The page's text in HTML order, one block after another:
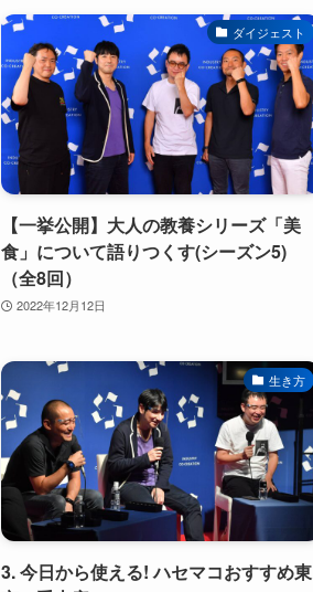
ダイジェスト
【一挙公開】大人の教養シリーズ「美
食」について語りつくす(シーズン5)
（全8回）
2022年12月12日
生き方
3. 今日から使える! ハセマコおすすめ東